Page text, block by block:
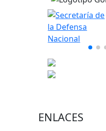
ENLACES